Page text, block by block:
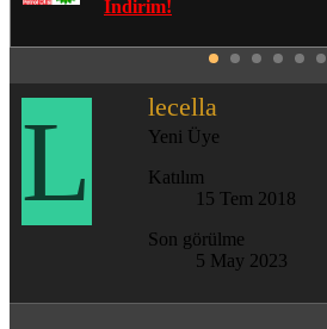
Tıklayın
L lecella
Yeni Üye
Katılım
15 Tem 2018
Son görülme
5 May 2023